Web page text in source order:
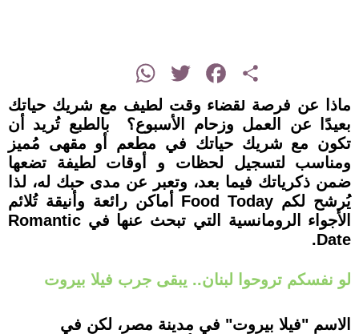
Share
Facebook
Twitter
WhatsApp
ماذا عن فرصة لقضاء وقت لطيف مع شريك حياتك
بعيدًا عن العمل وزحام الأسبوع؟ بالطبع تُريد أن
تكون مع شريك حياتك في مطعم أو مقهى مُميز
ومناسب لتسجيل لحظات و أوقات لطيفة تضعها
ضمن ذكرياتك فيما بعد، وتعبر عن مدى حبك له، لذا
يُرشح لكم Food Today أماكن رائعة وأنيقة تُلائم
الأجواء الرومانسية التي تبحث عنها في Romantic
Date.
لو نفسكم تروحوا لبنان.. يبقى جرب فيلا بيروت
الاسم "فيلا بيروت" في مدينة مصر، لكن في